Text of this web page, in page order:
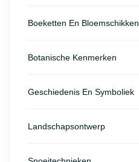
Boeketten En Bloemschikken
Botanische Kenmerken
Geschiedenis En Symboliek
Landschapsontwerp